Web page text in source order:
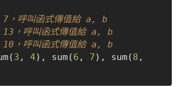
，呼叫函式傳值給 a, b
，呼叫函式傳值給 a, b
，呼叫函式傳值給 a, b
3 , 4), sum(6 , 7), sum(8